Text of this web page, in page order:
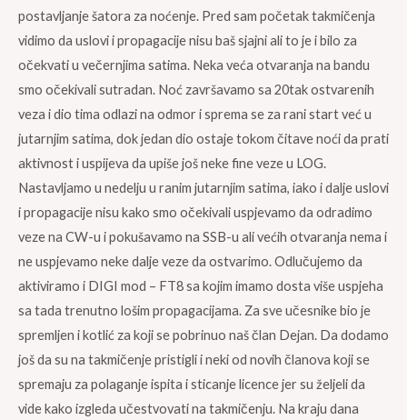
postavljanje šatora za noćenje. Pred sam početak takmičenja
vidimo da uslovi i propagacije nisu baš sjajni ali to je i bilo za
očekvati u večernjima satima. Neka veća otvaranja na bandu
smo očekivali sutradan. Noć završavamo sa 20tak ostvarenih
veza i dio tima odlazi na odmor i sprema se za rani start već u
jutarnjim satima, dok jedan dio ostaje tokom čitave noći da prati
aktivnost i uspijeva da upiše još neke fine veze u LOG.
Nastavljamo u nedelju u ranim jutarnjim satima, iako i dalje uslovi
i propagacije nisu kako smo očekivali uspjevamo da odradimo
veze na CW-u i pokušavamo na SSB-u ali većih otvaranja nema i
ne uspjevamo neke dalje veze da ostvarimo. Odlučujemo da
aktiviramo i DIGI mod – FT8 sa kojim imamo dosta više uspjeha
sa tada trenutno lošim propagacijama. Za sve učesnike bio je
spremljen i kotlić za koji se pobrinuo naš član Dejan. Da dodamo
još da su na takmičenje pristigli i neki od novih članova koji se
spremaju za polaganje ispita i sticanje licence jer su željeli da
vide kako izgleda učestvovati na takmičenju. Na kraju dana